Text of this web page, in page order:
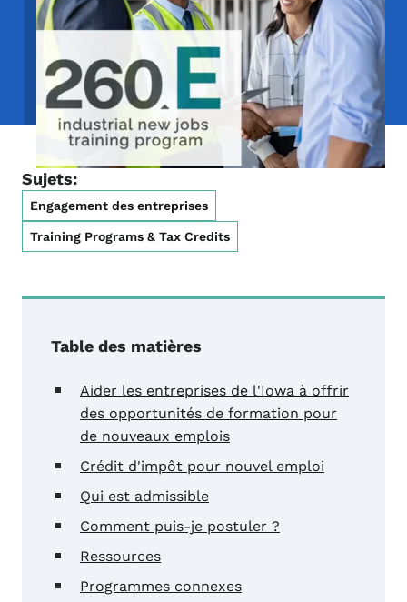
Sujets:
Engagement des entreprises
Training Programs & Tax Credits
Table des matières
Aider les entreprises de l'Iowa à offrir
des opportunités de formation pour
de nouveaux emplois
Crédit d'impôt pour nouvel emploi
Qui est admissible
Comment puis-je postuler ?
Ressources
Programmes connexes